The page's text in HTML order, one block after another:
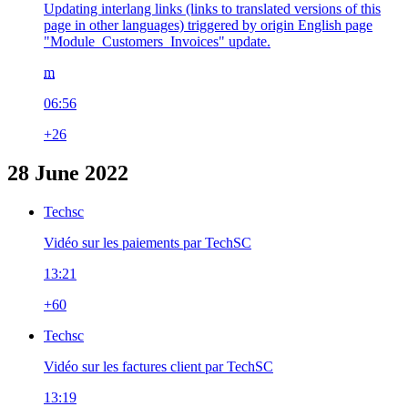
Updating interlang links (links to translated versions of this
page in other languages) triggered by origin English page
"Module_Customers_Invoices" update.
m
06:56
+26
28 June 2022
Techsc
Vidéo sur les paiements par TechSC
13:21
+60
Techsc
Vidéo sur les factures client par TechSC
13:19